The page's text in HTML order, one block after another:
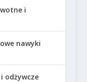
i
nawyki
odżywcze